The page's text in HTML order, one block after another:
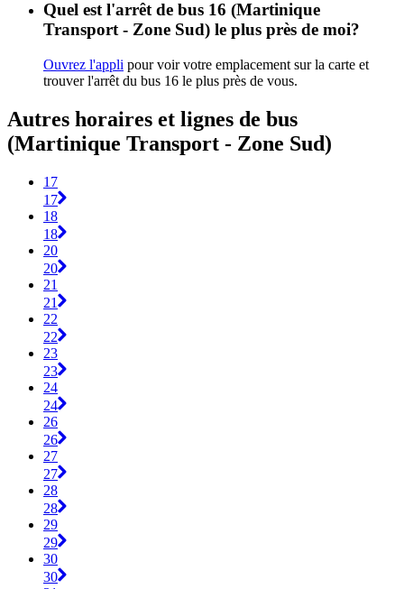
Quel est l'arrêt de bus 16 (Martinique
Transport - Zone Sud) le plus près de moi?
Ouvrez l'appli pour voir votre emplacement sur la carte et
trouver l'arrêt du bus 16 le plus près de vous.
Autres horaires et lignes de bus
(Martinique Transport - Zone Sud)
17
17
18
18
20
20
21
21
22
22
23
23
24
24
26
26
27
27
28
28
29
29
30
30